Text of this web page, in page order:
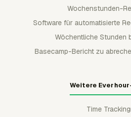
Wochenstunden-
Software für automatisierte
Wöchentliche Stunden
Basecamp-Bericht zu
Weitere
Time Tracking